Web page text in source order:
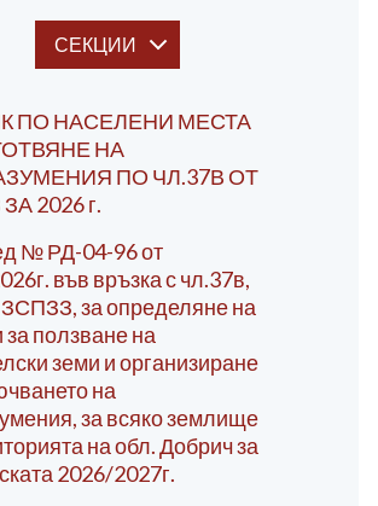
СЕКЦИИ
ПО НАСЕЛЕНИ МЕСТА
НА
ПО ЧЛ.37В ОТ
2026 г.
№ РД-04-96 от
във връзка с чл.37в,
ЗСПЗЗ, за определяне на
за ползване на
земи и организиране
на
за всяко землище
на обл. Добрич за
2026/2027г.